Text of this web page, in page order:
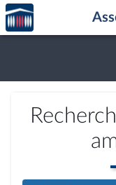
Aller au contenu
Aller en bas de la
Accèder
à la
page